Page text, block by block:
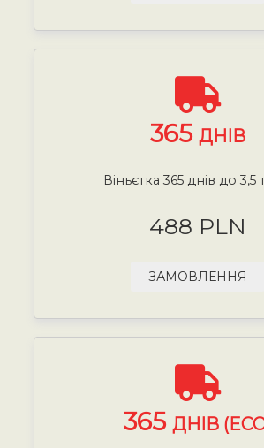
365 ДНІВ
Віньєтка 365 днів до 3,5
488 PLN
ЗАМОВЛЕННЯ
365 ДНІВ